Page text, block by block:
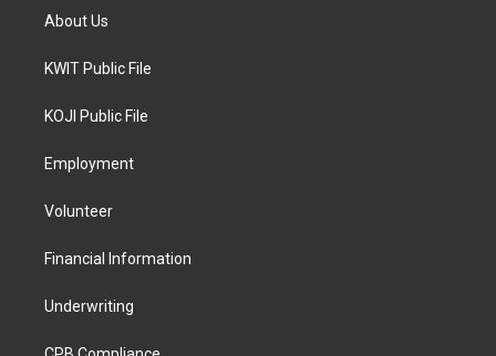
About Us
KWIT Public File
KOJI Public File
Employment
Volunteer
Financial Information
Underwriting